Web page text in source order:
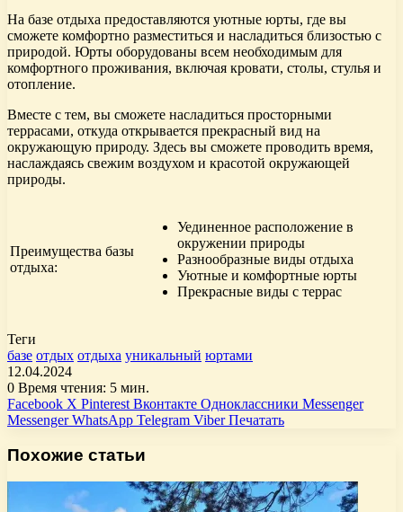
На базе отдыха предоставляются уютные юрты, где вы
сможете комфортно разместиться и насладиться близостью с
природой. Юрты оборудованы всем необходимым для
комфортного проживания, включая кровати, столы, стулья и
отопление.
Вместе с тем, вы сможете насладиться просторными
террасами, откуда открывается прекрасный вид на
окружающую природу. Здесь вы сможете проводить время,
наслаждаясь свежим воздухом и красотой окружающей
природы.
Преимущества базы
отдыха:
Уединенное расположение в
окружении природы
Разнообразные виды отдыха
Уютные и комфортные юрты
Прекрасные виды с террас
Теги
базе отдых отдыха уникальный юртами
12.04.2024
0 Время чтения: 5 мин.
Facebook X Pinterest Вконтакте Одноклассники Messenger
Messenger WhatsApp Telegram Viber Печатать
Похожие статьи